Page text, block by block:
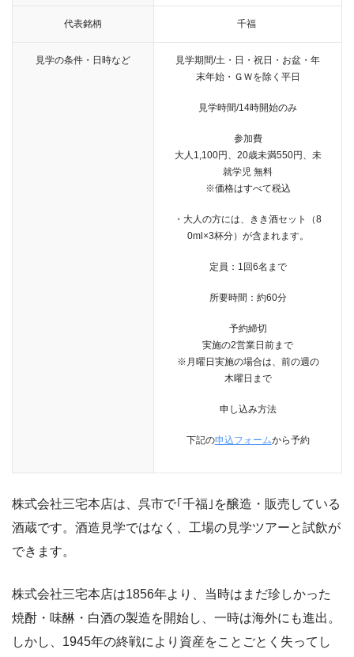
代表銘柄 千福
見学の条件・日時など
見学期間/土・日・祝日・お盆・年
末年始・ＧＷを除く平日
見学時間/14時開始のみ
参加費
大人1,100円、20歳未満550円、未
就学児 無料
※価格はすべて税込
・大人の方には、きき酒セット（8
0ml×3杯分）が含まれます。
定員：1回6名まで
所要時間：約60分
予約締切
実施の2営業日前まで
※月曜日実施の場合は、前の週の
木曜日まで
申し込み方法
下記の申込フォームから予約
株式会社三宅本店は、呉市で｢千福｣を醸造・販売している
酒蔵です。酒造見学ではなく、工場の見学ツアーと試飲が
できます。
株式会社三宅本店は1856年より、当時はまだ珍しかった
焼酎・味醂・白酒の製造を開始し、一時は海外にも進出。
しかし、1945年の終戦により資産をことごとく失ってし